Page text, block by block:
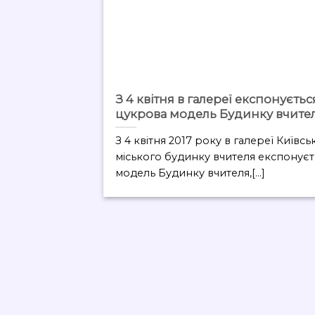
З 4 квітня в галереї
цукрова модель Будинку
З 4 квітня 2017 року в галереї
міського будинку вчителя
модель Будинку вчителя,[...]